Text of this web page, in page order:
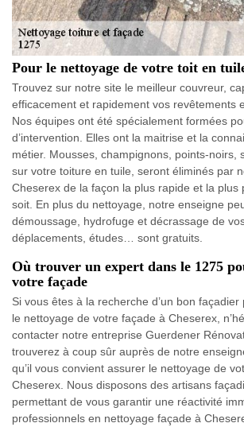
Pour le nettoyage de votre toit en
Trouvez sur notre site le meilleur couvreur,
efficacement et rapidement vos revêtements
Nos équipes ont été spécialement formées
d’intervention. Elles ont la maitrise et la
métier. Mousses, champignons, points-
sur votre toiture en tuile, seront éliminés par
Cheserex de la façon la plus rapide et la plus
soit. En plus du nettoyage, notre enseigne
démoussage, hydrofuge et décrassage de
déplacements, études… sont gratuits.
Où trouver un expert dans le 1275
votre façade
Si vous êtes à la recherche d’un bon
le nettoyage de votre façade à Cheserex,
contacter notre entreprise Guerdener
trouverez à coup sûr auprès de notre
qu’il vous convient assurer le nettoyage de
Cheserex. Nous disposons des artisans
permettant de vous garantir une réactivité
professionnels en nettoyage façade à